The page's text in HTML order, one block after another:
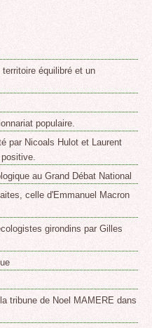
équilibré et un
populaire.
par Nicoals Hulot et Laurent
au Grand Débat National
celle d'Emmanuel Macron
girondins par Gilles
tribune de Noel MAMERE dans